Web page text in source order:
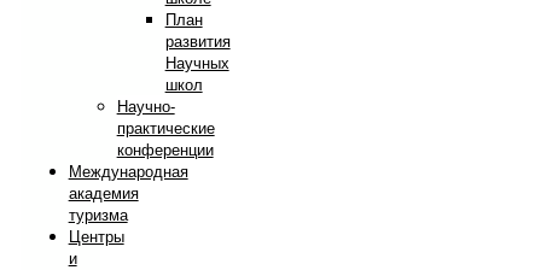
План
развития
Научных
школ
Научно-
практические
конференции
Международная
академия
туризма
Центры
и